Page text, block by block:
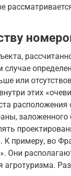
или
этих
расположения
примеру, во
Они